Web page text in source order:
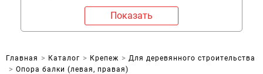
Показать
Главная Каталог Крепеж
Для деревянного строительства
Опора балки (левая, правая)